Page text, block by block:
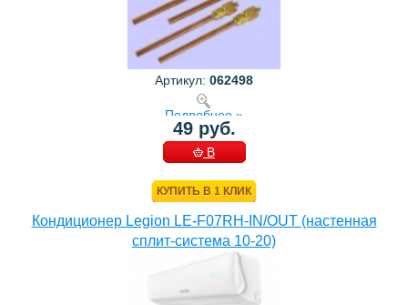
Артикул: 062498
Подробнее »
49 руб.
В
КУПИТЬ В 1 КЛИК
Кондиционер Legion LE-F07RH-IN/OUT (настенная
сплит-система 10-20)